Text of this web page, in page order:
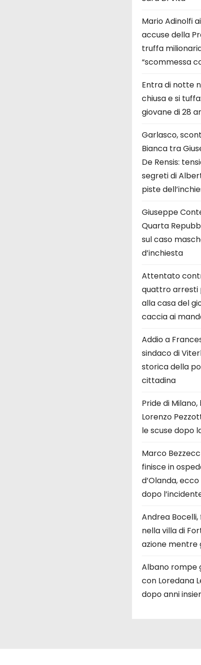
Mario Adinolfi
accuse della
truffa
“scommessa
Entra di notte
chiusa e si
giovane di 28
Garlasco,
Bianca tra
De Rensis:
segreti di
piste
Giuseppe
Quarta
sul caso
d’inchiesta
Attentato
quattro arresti
alla casa del
caccia ai
Addio a
sindaco di
storica della
cittadina
Pride di
Lorenzo
le scuse dopo
Marco
finisce in
d’Olanda,
dopo
Andrea
nella villa di
azione mentre
Albano rompe
con Loredana
dopo anni